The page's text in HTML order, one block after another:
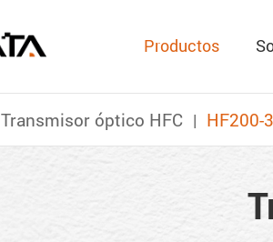
Productos
Transmisor óptico HFC HF200-